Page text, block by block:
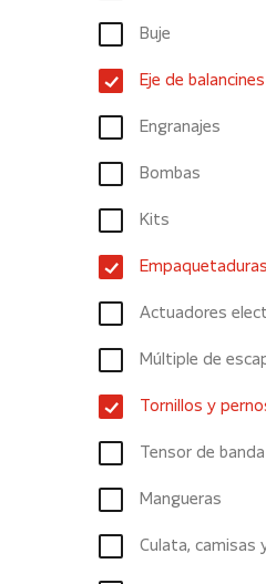
Buje
Eje de balancines
Engranajes
Bombas
Kits
Actuadores
Múltiple de
Tornillos y
Tensor de banda
Mangueras
Culata, camisas